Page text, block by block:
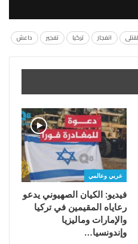
انفجار تركيا تفجير داعش
عربي وعالمي
فيديو: الكيان الصهيوني يدعو
رعاياه المقيمين في تركيا
والإمارات وماليزيا
وإندونسيا…